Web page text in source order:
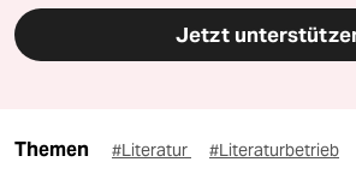
Jetzt
Themen #Literatur #Literaturbetrieb